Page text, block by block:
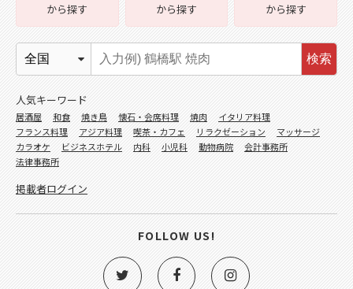
から探す
から探す
から探す
検索
人気キーワード
居酒屋 和食 焼き鳥 懐石・会席料理 焼肉
イタリア料理
フランス料理
アジア料理 喫茶・カフェ リラクゼーション
マッサージ
カラオケ
ビジネスホテル 内科 小児科 動物病院
会計事務所
法律事務所
掲載者ログイン
FOLLOW US!